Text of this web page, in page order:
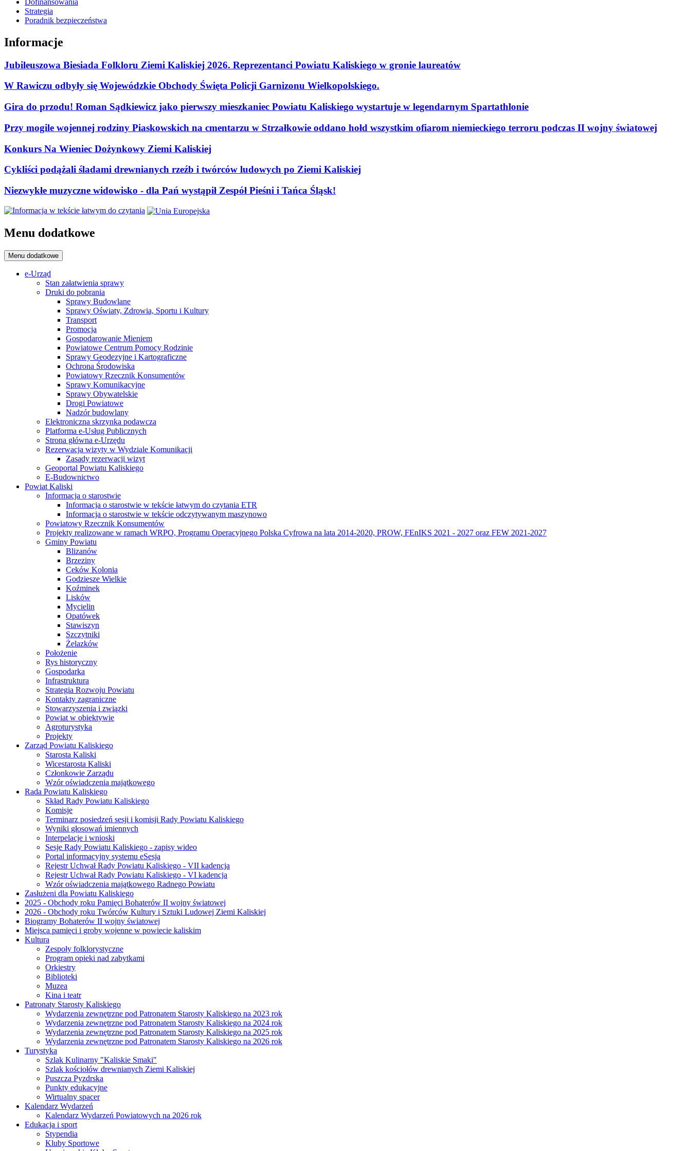
Dofinansowania
Strategia
Poradnik bezpieczeństwa
Informacje
Jubileuszowa Biesiada Folkloru Ziemi Kaliskiej 2026. Reprezentanci Powiatu Kaliskiego w gronie laureatów
W Rawiczu odbyły się Wojewódzkie Obchody Święta Policji Garnizonu Wielkopolskiego.
Gira do przodu! Roman Sądkiewicz jako pierwszy mieszkaniec Powiatu Kaliskiego wystartuje w legendarnym Spartathlonie
Przy mogile wojennej rodziny Piaskowskich na cmentarzu w Strzałkowie oddano hołd wszystkim ofiarom niemieckiego terroru podczas II wojny światowej
Konkurs Na Wieniec Dożynkowy Ziemi Kaliskiej
Cykliści podążali śladami drewnianych rzeźb i twórców ludowych po Ziemi Kaliskiej
Niezwykłe muzyczne widowisko - dla Pań wystąpił Zespół Pieśni i Tańca Śląsk!
Menu dodatkowe
Menu dodatkowe
e-Urząd
Stan załatwienia sprawy
Druki do pobrania
Sprawy Budowlane
Sprawy Oświaty, Zdrowia, Sportu i Kultury
Transport
Promocja
Gospodarowanie Mieniem
Powiatowe Centrum Pomocy Rodzinie
Sprawy Geodezyjne i Kartograficzne
Ochrona Środowiska
Powiatowy Rzecznik Konsumentów
Sprawy Komunikacyjne
Sprawy Obywatelskie
Drogi Powiatowe
Nadzór budowlany
Elektroniczna skrzynka podawcza
Platforma e-Usług Publicznych
Strona główna e-Urzędu
Rezerwacja wizyty w Wydziale Komunikacji
Zasady rezerwacji wizyt
Geoportal Powiatu Kaliskiego
E-Budownictwo
Powiat Kaliski
Informacja o starostwie
Informacja o starostwie w tekście łatwym do czytania ETR
Informacja o starostwie w tekście odczytywanym maszynowo
Powiatowy Rzecznik Konsumentów
Projekty realizowane w ramach WRPO, Programu Operacyjnego Polska Cyfrowa na lata 2014-2020, PROW, FEnIKS 2021 - 2027 oraz FEW 2021-2027
Gminy Powiatu
Blizanów
Brzeziny
Ceków Kolonia
Godziesze Wielkie
Koźminek
Lisków
Mycielin
Opatówek
Stawiszyn
Szczytniki
Żelazków
Położenie
Rys historyczny
Gospodarka
Infrastruktura
Strategia Rozwoju Powiatu
Kontakty zagraniczne
Stowarzyszenia i związki
Powiat w obiektywie
Agroturystyka
Projekty
Zarząd Powiatu Kaliskiego
Starosta Kaliski
Wicestarosta Kaliski
Członkowie Zarządu
Wzór oświadczenia majątkowego
Rada Powiatu Kaliskiego
Skład Rady Powiatu Kaliskiego
Komisje
Terminarz posiedzeń sesji i komisji Rady Powiatu Kaliskiego
Wyniki głosowań imiennych
Interpelacje i wnioski
Sesje Rady Powiatu Kaliskiego - zapisy wideo
Portal informacyjny systemu eSesja
Rejestr Uchwał Rady Powiatu Kaliskiego - VII kadencja
Rejestr Uchwał Rady Powiatu Kaliskiego - VI kadencja
Wzór oświadczenia majątkowego Radnego Powiatu
Zasłużeni dla Powiatu Kaliskiego
2025 - Obchody roku Pamięci Bohaterów II wojny światowej
2026 - Obchody roku Twórców Kultury i Sztuki Ludowej Ziemi Kaliskiej
Biogramy Bohaterów II wojny światowej
Miejsca pamięci i groby wojenne w powiecie kaliskim
Kultura
Zespoły folklorystyczne
Program opieki nad zabytkami
Orkiestry
Biblioteki
Muzea
Kina i teatr
Patronaty Starosty Kaliskiego
Wydarzenia zewnętrzne pod Patronatem Starosty Kaliskiego na 2023 rok
Wydarzenia zewnętrzne pod Patronatem Starosty Kaliskiego na 2024 rok
Wydarzenia zewnętrzne pod Patronatem Starosty Kaliskiego na 2025 rok
Wydarzenia zewnętrzne pod Patronatem Starosty Kaliskiego na 2026 rok
Turystyka
Szlak Kulinarny "Kaliskie Smaki"
Szlak kościołów drewnianych Ziemi Kaliskiej
Puszcza Pyzdrska
Punkty edukacyjne
Wirtualny spacer
Kalendarz Wydarzeń
Kalendarz Wydarzeń Powiatowych na 2026 rok
Edukacja i sport
Stypendia
Kluby Sportowe